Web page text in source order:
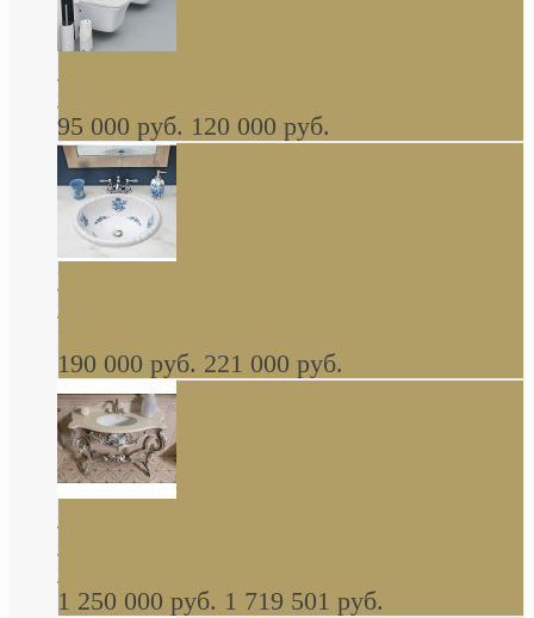
навесное КОМПЛЕКТ
95 000 руб. 120 000 руб.
Decorated Bathroom раковина овальная
встраиваемая для ванной с рисунком синяя
роза В НАЛИЧИИ
190 000 руб. 221 000 руб.
стиле барокко, из массива дерева, светло
коричневый матовый окрас + серебро
1 250 000 руб. 1 719 501 руб.